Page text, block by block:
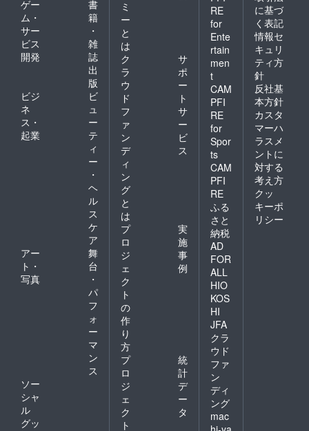
紙」
③「公
演の定
点映
像」 →
ご支援
された
公演開
催日の
場合が
ありま
す。
①「あ
りがと
うビデ
オメッ
ジ」 →
ご支援
された
公演開
催日か
ら約一
週間後
②「QR
コード
入りの
デジタ
りさせ
ていた
だく可
能性が
ありま
す。
※SNS
等、外
部への
公開は
禁止と
させて
いただ
す。 お
届け予
定時期
※状況に
より前
後する
場合が
音も含
まれま
す。ご
了承く
ださ
い。 ※
万が
一、機
材トラ
ブル等
で映像
収録に
支障が
あった
場合に
はその
旨をお
伝えし
た上で
別公演
の映像
YouTub
eを使用
す。予
め、再
生可能
なス
マート
フォン
やPC端
末と
ネット
環境を
ご準備
くださ
い。 ※
定点映
像には
会場内
の環境
音も含
視聴い
ただけ
ます！
※ご視聴
URLの
有効期
間は、
リター
ンのお
届けか
ら24時
間限定
となり
ます。
※映像の
共有に
YouTub
eを使用
しま
す。予
ゲー
ム・
サー
ビス
開発
書
籍
・
雑
誌
出
版
ビジ
ネ
ス・
起業
ビ
ュ
ー
テ
ィ
ー
・
ヘ
ル
ス
ケ
ア
アー
ト・
写真
舞
台
・
パ
フ
ォ
ー
マ
ン
ス
ソー
シャ
ル
グッ
ミ
ー
と
は
ク
ラ
ウ
ド
フ
ァ
ン
デ
ィ
ン
グ
と
は
サ
ポ
ー
ト
サ
ー
ビ
ス
プ
ロ
ジ
ェ
ク
ト
の
作
り
方
実
施
事
例
プ
ロ
ジ
ェ
ク
ト
統
計
デ
ー
タ
RE
for
Ente
rtain
men
t
CAM
PFI
RE
for
Spor
ts
CAM
PFI
RE
ふる
さと
納税
AD
FOR
ALL
HIO
KOS
HI
JFA
クラ
ウド
ファ
ン
ディ
ング
mac
に基づ
く表記
情報セ
キュリ
ティ方
針
反社基
本方針
カスタ
マーハ
ラスメ
ントに
対する
考え方
クッ
キーポ
リシー